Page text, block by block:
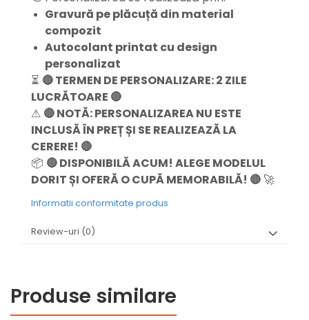
Gravură pe plăcuță din material
compozit
Autocolant printat cu design
personalizat
⏳ 🔴 TERMEN DE PERSONALIZARE: 2 ZILE
LUCRĂTOARE 🔴
⚠ 🔴 NOTĂ: PERSONALIZAREA NU ESTE
INCLUSĂ ÎN PREȚ ȘI SE REALIZEAZĂ LA
CERERE! 🔴
📦 🔴 DISPONIBILĂ ACUM! ALEGE MODELUL
DORIT ȘI OFERĂ O CUPĂ MEMORABILĂ! 🔴 🚀
Informatii conformitate produs
Review-uri (0)
Produse similare